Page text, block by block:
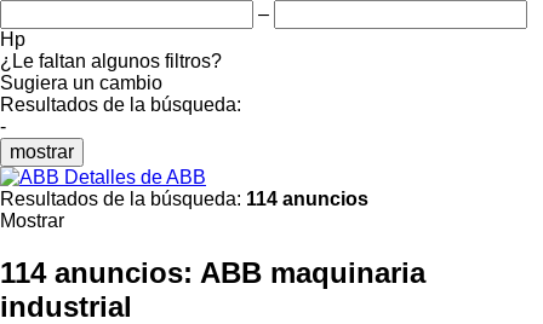
–
Hp
¿Le faltan algunos filtros?
Sugiera un cambio
Resultados de la búsqueda:
-
mostrar
Detalles de ABB
Resultados de la búsqueda: 114 anuncios
Mostrar
114 anuncios: ABB maquinaria
industrial